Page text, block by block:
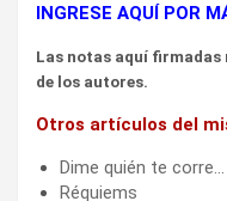
INGRESE AQUÍ POR
Las notas aquí
de los autores.
Otros artículos del
Dime quién te corre…
Réquiems